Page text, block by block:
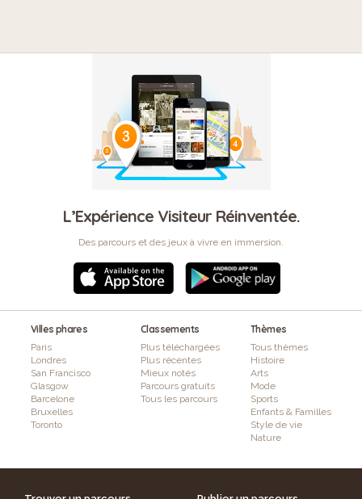
L’Expérience Visiteur Réinventée.
Des parcours et des jeux à vivre en immersion.
Villes phares
Paris
Londres
San Francisco
Glasgow
Barcelone
Bruxelles
Toronto
Classements
Plus téléchargées
Plus récentes
Mieux notés
Parcours gratuits
Tous les parcours
Thèmes
Tous thèmes
Histoire
Arts
Mode
Sports
Enfants & Familles
Style de vie
Nature